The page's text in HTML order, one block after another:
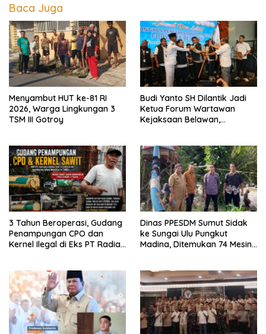
Baca Juga
Menyambut HUT ke-81 RI
2026, Warga Lingkungan 3
TSM III Gotroy
Budi Yanto SH Dilantik Jadi
Ketua Forum Wartawan
Kejaksaan Belawan,
Pendampingan Hukum dan
Ekomoni Semua Anggota
3 Tahun Beroperasi, Gudang
Penampungan CPO dan
Kernel Ilegal di Eks PT Radian
Dinas PPESDM Sumut Sidak
ke Sungai Ulu Pungkut
Madina, Ditemukan 74 Mesin
Rusak